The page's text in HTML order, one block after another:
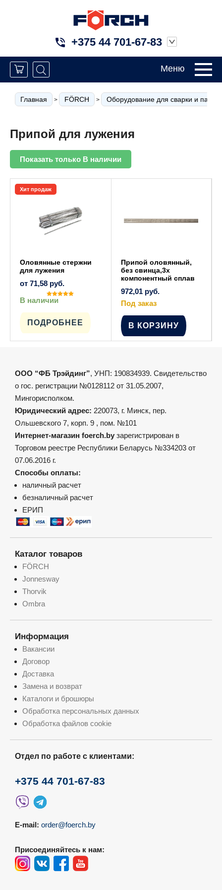
+375 44 701-67-83
Меню
Главная > FÖRCH > Оборудование для сварки и пайки
Припой для лужения
Показать только В наличии
Оловянные стержни
для лужения
от 71,58 руб.
Хит продаж
Оценка
В наличии
ПОДРОБНЕЕ
Опции
странице
товара.
Припой оловянный,
без свинца,3х
компонентный сплав
972,01 руб.
Под заказ
В КОРЗИНУ
ООО “ФБ Трэйдинг”, УНП: 190834939. Свидетельство
о гос. регистрации №0128112 от 31.05.2007,
Мингорисполком.
Юридический адрес: 220073, г. Минск, пер.
Ольшевского 7, корп. 9 , пом. №101
Интернет-магазин foerch.by зарегистрирован в
Торговом реестре Республики Беларусь №334203 от
07.06.2016 г.
Способы оплаты:
наличный расчет
безналичный расчет
ЕРИП
Каталог товаров
FÖRCH
Jonnesway
Thorvik
Ombra
Информация
Вакансии
Договор
Доставка
Замена и возврат
Каталоги и брошюры
Обработка персональных данных
Обработка файлов cookie
Отдел по работе с клиентами:
+375 44 701-67-83
E-mail: order@foerch.by
Присоединяйтесь к нам: